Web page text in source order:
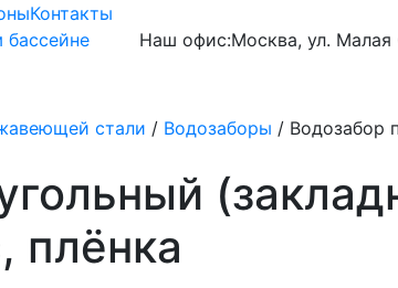
Контакты
Наш офис:Москва, ул. Малая
стали / Водозаборы / Водозабор
плёнка